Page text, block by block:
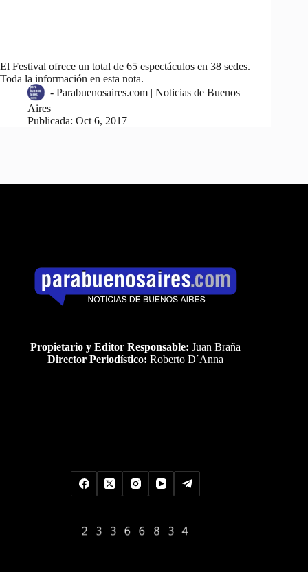
El Festival ofrece un total de 65 espectáculos en 38 sedes.
Toda la información en esta nota.
- Parabuenosaires.com | Noticias de Buenos
Aires
Publicada: Oct 6, 2017
Propietario y Editor Responsable: Juan Braña
Director Periodístico: Roberto D´Anna